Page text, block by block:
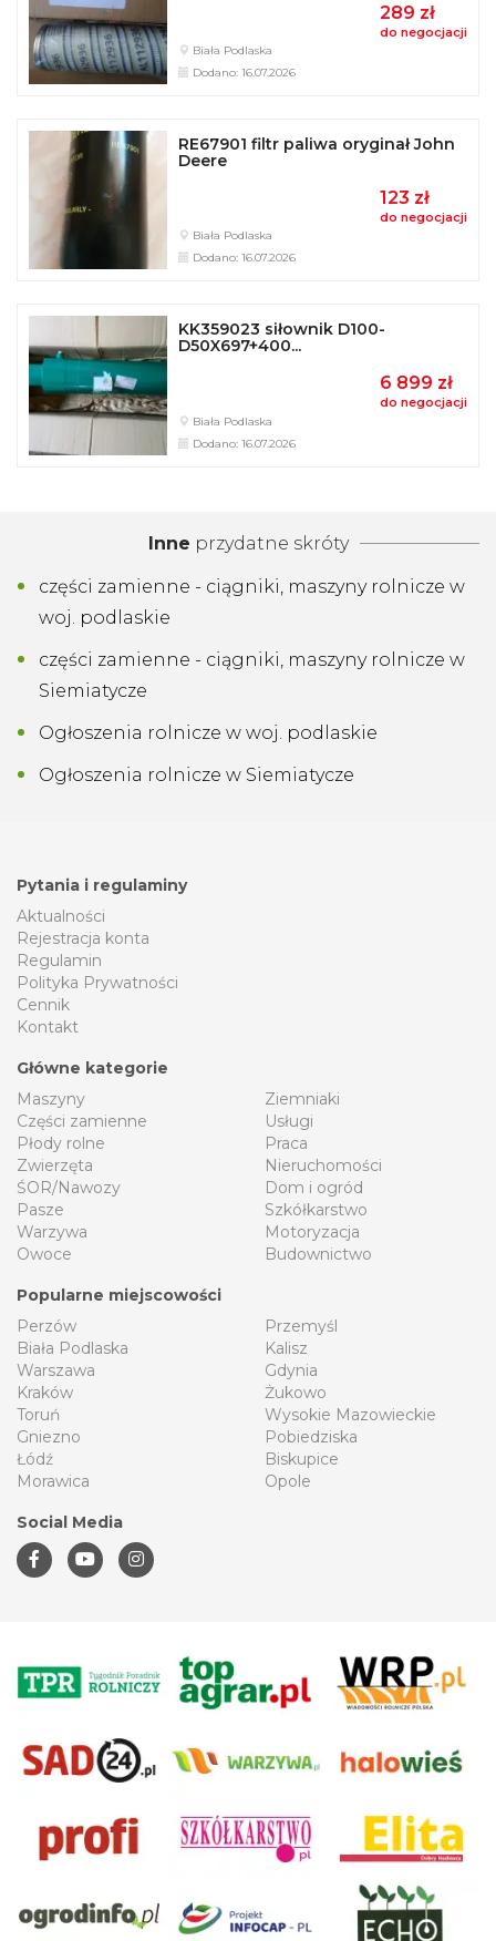
289 zł
do negocjacji
Biała Podlaska
Dodano: 16.07.2026
RE67901 filtr paliwa oryginał John
Deere
123 zł
do negocjacji
Biała Podlaska
Dodano: 16.07.2026
KK359023 siłownik D100-
D50X697+400...
6 899 zł
do negocjacji
Biała Podlaska
Dodano: 16.07.2026
Inne przydatne skróty
części zamienne - ciągniki, maszyny rolnicze w
woj. podlaskie
części zamienne - ciągniki, maszyny rolnicze w
Siemiatycze
Ogłoszenia rolnicze w woj. podlaskie
Ogłoszenia rolnicze w Siemiatycze
Pytania i regulaminy
Aktualności
Rejestracja konta
Regulamin
Polityka Prywatności
Cennik
Kontakt
Główne kategorie
Maszyny
Części zamienne
Płody rolne
Zwierzęta
ŚOR/Nawozy
Pasze
Warzywa
Owoce
Ziemniaki
Usługi
Praca
Nieruchomości
Dom i ogród
Szkółkarstwo
Motoryzacja
Budownictwo
Popularne miejscowości
Perzów
Biała Podlaska
Warszawa
Kraków
Toruń
Gniezno
Łódź
Morawica
Przemyśl
Kalisz
Gdynia
Żukowo
Wysokie Mazowieckie
Pobiedziska
Biskupice
Opole
Social Media